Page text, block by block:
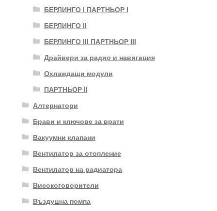
БЕРЛИНГО I ПАРТНЬОР I
БЕРЛИНГО II
БЕРЛИНГО III ПАРТНЬОР III
Драйвери за радио и навигация
Охлаждащи модули
ПАРТНЬОР II
Алтернатори
Брави и ключове за врати
Вакуумни клапани
Вентилатор за отопление
Вентилатор на радиатора
Високоговорители
Въздушна помпа